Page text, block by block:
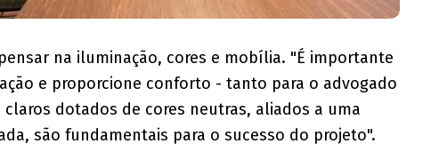
na iluminação, cores e mobília. "É importante
e proporcione conforto - tanto para o advogado
dotados de cores neutras, aliados a uma
são fundamentais para o sucesso do projeto".